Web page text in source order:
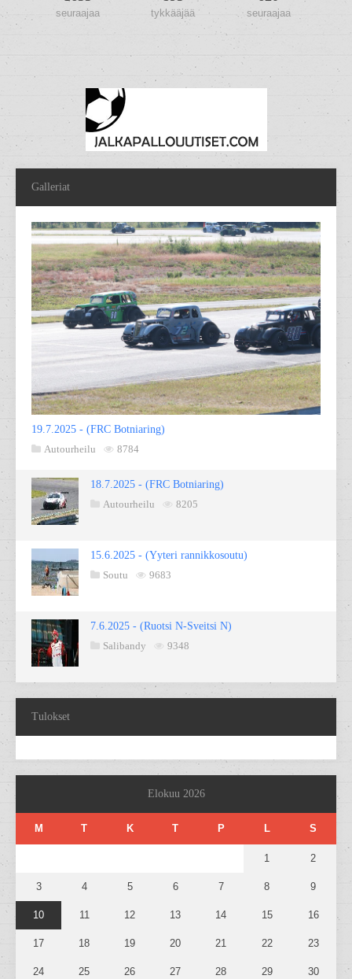
seuraajaa tykkääjää seuraajaa
Galleriat
19.7.2025 - (FRC Botniaring)
Autourheilu
8784
18.7.2025 - (FRC Botniaring)
Autourheilu
8205
15.6.2025 - (Yyteri rannikkosoutu)
Soutu
9683
7.6.2025 - (Ruotsi N-Sveitsi N)
Salibandy
9348
Tulokset
Elokuu 2026
M T K T P L S
1 2
3 4 5 6 7 8 9
10 11 12 13 14 15 16
17 18 19 20 21 22 23
24 25 26 27 28 29 30